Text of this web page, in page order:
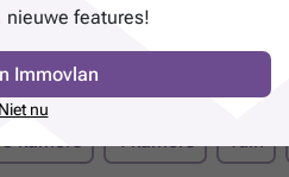
3 kamers 4 kamers Tuin
nieuwe features!
Immovlan
Niet nu